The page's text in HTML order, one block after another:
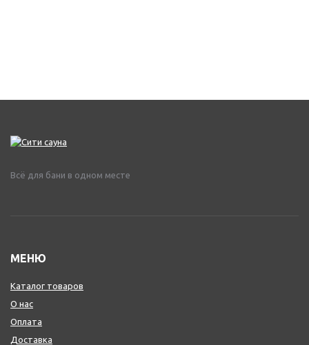
Всё для бани в одном месте
МЕНЮ
Каталог товаров
О нас
Оплата
Доставка